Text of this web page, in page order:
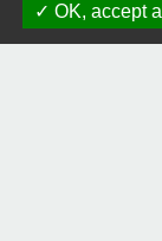
OK, accept all